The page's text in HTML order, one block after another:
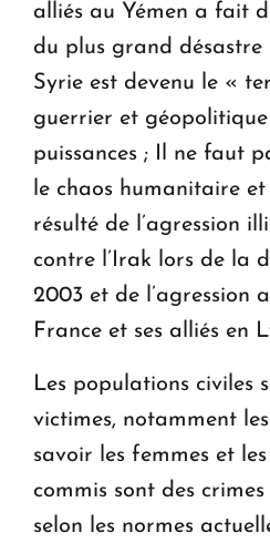
alliés au Yémen a fait
du plus grand
Syrie est devenu le «
guerrier et
puissances ; Il ne faut
le chaos humanitaire
résulté de l’agression
contre l’Irak lors de la
2003 et de l’agression
France et ses alliés en
Les populations civiles
victimes, notamment
savoir les femmes et
commis sont des
selon les normes